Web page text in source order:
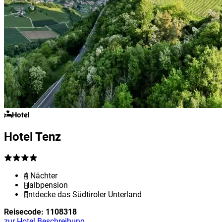
Hotel
Hotel Tenz
4 Nächter
Halbpension
Entdecke das Südtiroler Unterland
Reisecode: 1108318